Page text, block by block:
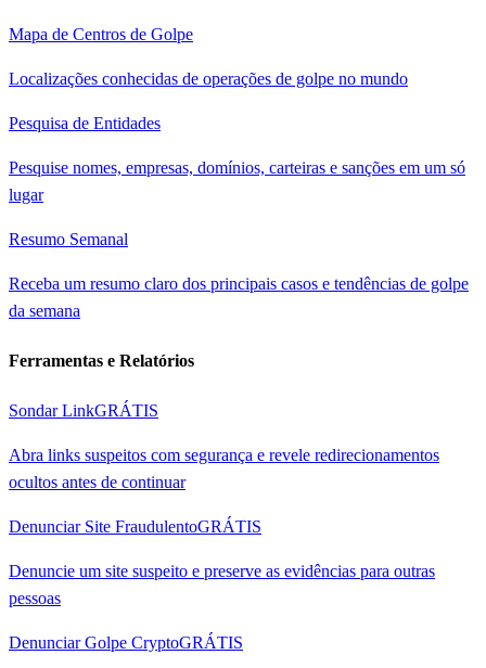
Mapa de Centros de Golpe
Localizações conhecidas de operações de golpe no mundo
Pesquisa de Entidades
Pesquise nomes, empresas, domínios, carteiras e sanções em um só
lugar
Resumo Semanal
Receba um resumo claro dos principais casos e tendências de golpe
da semana
Ferramentas e Relatórios
Sondar LinkGRÁTIS
Abra links suspeitos com segurança e revele redirecionamentos
ocultos antes de continuar
Denunciar Site FraudulentoGRÁTIS
Denuncie um site suspeito e preserve as evidências para outras
pessoas
Denunciar Golpe CryptoGRÁTIS